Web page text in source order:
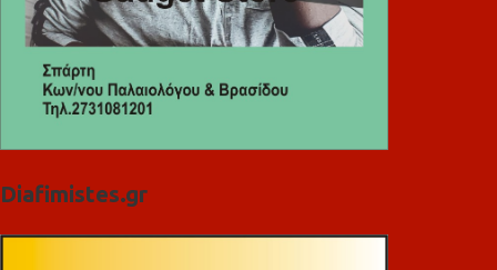
Diafimistes.gr